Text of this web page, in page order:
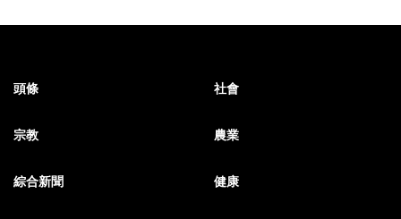
頭條 社會
宗教 農業
綜合新聞 健康